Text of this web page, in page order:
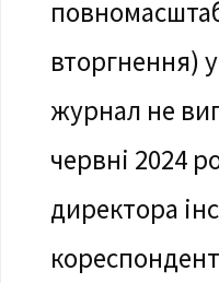
вторгнення)
журнал не
червні 2024
директора